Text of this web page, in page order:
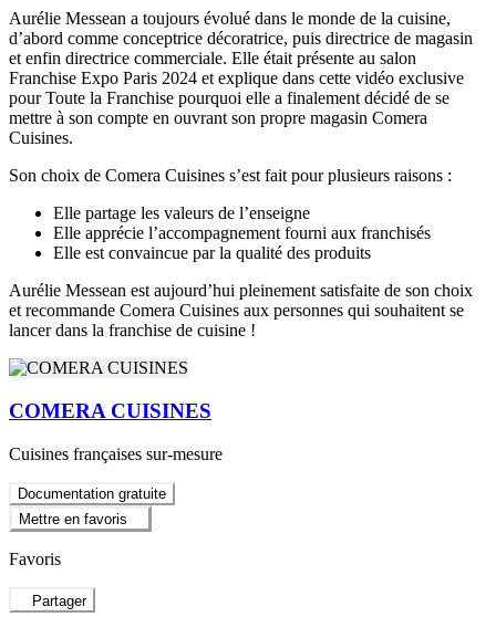
Aurélie Messean a toujours évolué dans le monde de la cuisine,
d’abord comme conceptrice décoratrice, puis directrice de magasin
et enfin directrice commerciale. Elle était présente au salon
Franchise Expo Paris 2024 et explique dans cette vidéo exclusive
pour Toute la Franchise pourquoi elle a finalement décidé de se
mettre à son compte en ouvrant son propre magasin Comera
Cuisines.
Son choix de Comera Cuisines s’est fait pour plusieurs raisons :
Elle partage les valeurs de l’enseigne
Elle apprécie l’accompagnement fourni aux franchisés
Elle est convaincue par la qualité des produits
Aurélie Messean est aujourd’hui pleinement satisfaite de son choix
et recommande Comera Cuisines aux personnes qui souhaitent se
lancer dans la franchise de cuisine !
COMERA CUISINES
Cuisines françaises sur-mesure
Documentation gratuite
Mettre en favoris
Favoris
Partager